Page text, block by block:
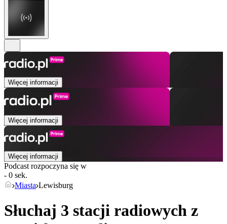
Więcej informacji
Więcej informacji
Więcej informacji
Podcast rozpoczyna się w
- 0 sek.
Miasta Lewisburg
Słuchaj 3 stacji radiowych z